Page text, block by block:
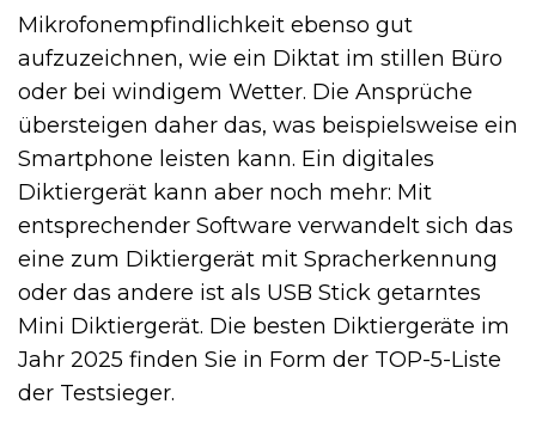
Mikrofonempfindlichkeit ebenso gut
aufzuzeichnen, wie ein Diktat im stillen Büro
oder bei windigem Wetter. Die Ansprüche
übersteigen daher das, was beispielsweise ein
Smartphone leisten kann. Ein digitales
Diktiergerät kann aber noch mehr: Mit
entsprechender Software verwandelt sich das
eine zum Diktiergerät mit Spracherkennung
oder das andere ist als USB Stick getarntes
Mini Diktiergerät. Die besten Diktiergeräte im
Jahr 2025 finden Sie in Form der TOP-5-Liste
der Testsieger.